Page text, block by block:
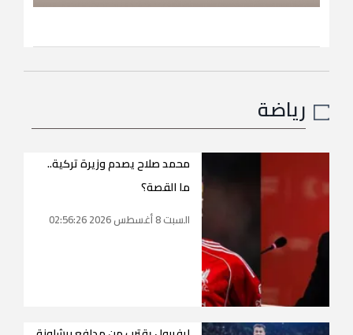
رياضة
محمد صلاح يصدم وزيرة تركية..
ما القصة؟
السبت 8 أغسطس 2026 02:56:26